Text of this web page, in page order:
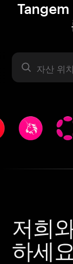
Tangem
자산 라벨
저희
하세